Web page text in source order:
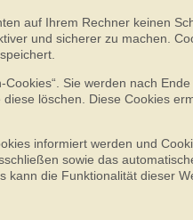
auf Ihrem Rechner keinen
und sicherer zu machen.
Sie werden nach
löschen. Diese Cookies
informiert werden und
sowie das
die Funktionalität dieser